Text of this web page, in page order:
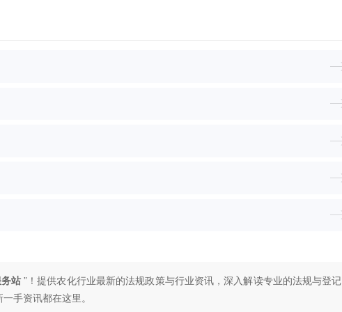
站”！提供农化行业最新的法规政策与行业资讯，深入解读专业的法规与登记
手资讯都在这里。